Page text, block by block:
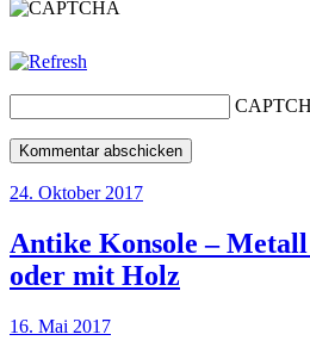
24. Oktober 2017
Antike Konsole –
oder mit Holz
16. Mai 2017